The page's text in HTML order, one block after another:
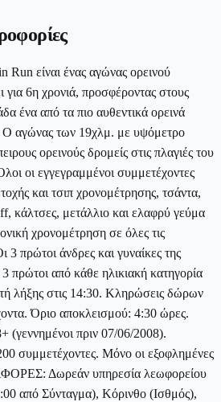
είναι ένας αγώνας ορεινού
για 6η χρονιά, προσφέροντας στους
ένα από τα πιο αυθεντικά ορεινά
Ο αγώνας των 19χλμ. με υψόμετρο
ορεινούς δρομείς στις πλαγιές του
οι εγγεγραμμένοι συμμετέχοντες
και τσιπ χρονομέτρησης, τσάντα,
κάλτσες, μετάλλιο και ελαφρύ γεύμα
χρονομέτρηση σε όλες τις
3 πρώτοι άνδρες και γυναίκες της
3 πρώτοι από κάθε ηλικιακή κατηγορία
λήξης στις 14:30. Κληρώσεις δώρων
Όριο αποκλεισμού: 4:30 ώρες.
(γεννημένοι πριν 07/06/2008).
συμμετέχοντες. Μόνο οι εξοφλημένες
Δωρεάν υπηρεσία λεωφορείου
από Σύνταγμα), Κόρινθο (Ισθμός),